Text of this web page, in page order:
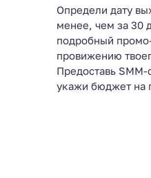
Определи дату
менее, чем за 30
подробный
провижению
Предоставь SMM-
укажи бюджет на